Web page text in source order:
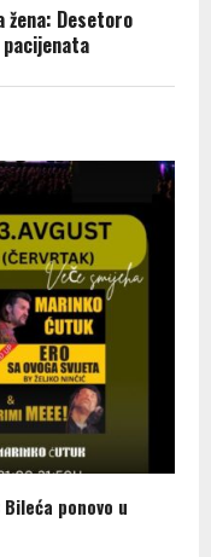
žena: Desetoro
ponovo u